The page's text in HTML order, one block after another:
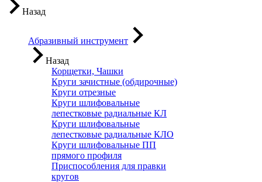
Назад
Абразивный инструмент
Назад
Корщетки, Чашки
Круги зачистные (обдирочные)
Круги отрезные
Круги шлифовальные
лепестковые радиальные КЛ
Круги шлифовальные
лепестковые радиальные КЛО
Круги шлифовальные ПП
прямого профиля
Приспособления для правки
кругов